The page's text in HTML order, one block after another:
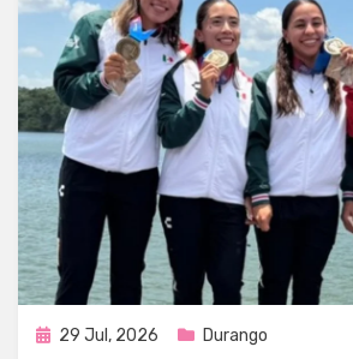
Publicada
29 Jul, 2026 Durango